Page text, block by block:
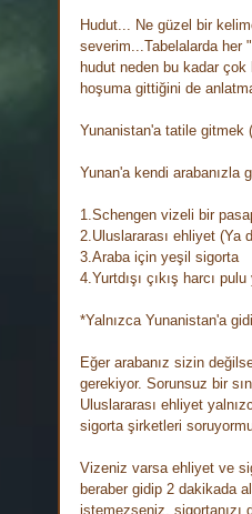
Hudut... Ne güzel bir
severim...Tabelalarda her
hudut neden bu kadar çok
hoşuma gittiğini de
Yunanistan'a tatile gitmek
Yunan'a kendi arabanızla
1.Schengen vizeli bir
2.Uluslararası ehliyet (Ya
3.Araba için yeşil sigorta
4.Yurtdışı çıkış harcı
*Yalnızca Yunanistan'a
Eğer arabanız sizin
gerekiyor. Sorunsuz bir
Uluslararası ehliyet
sigorta şirketleri
Vizeniz varsa ehliyet ve
beraber gidip 2 dakikada
istemezseniz, sigortanızı